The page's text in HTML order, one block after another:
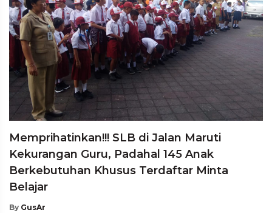
Memprihatinkan!!! SLB di Jalan Maruti
Kekurangan Guru, Padahal 145 Anak
Berkebutuhan Khusus Terdaftar Minta
Belajar
By GusAr